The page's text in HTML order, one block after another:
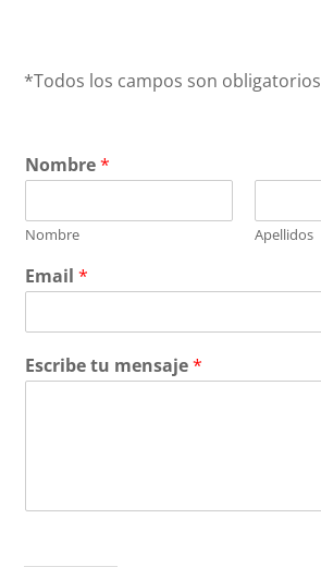
*Todos los campos son obligatorios
Nombre*
Nombre Apellidos
Email*
Escribe tu mensaje*